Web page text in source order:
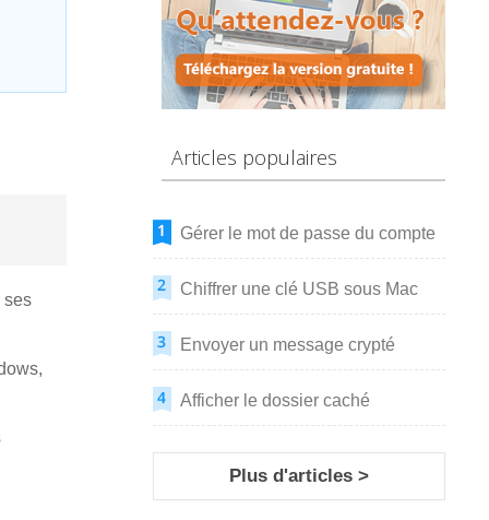
ses
Articles populaires
Gérer le mot de passe du compte
Chiffrer une clé USB sous Mac
Envoyer un message crypté
Afficher le dossier caché
Plus d'articles >